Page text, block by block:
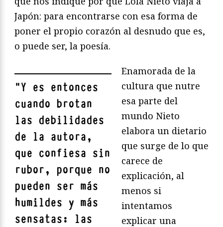
Japón: para encontrarse con esa forma de
poner el propio corazón al desnudo que es,
o puede ser, la poesía.
"Y es entonces
cuando brotan
las debilidades
de la autora,
que confiesa sin
rubor, porque no
pueden ser más
humildes y más
sensatas: las
Enamorada de la
cultura que nutre
esa parte del
mundo Nieto
elabora un dietario
que surge de lo que
carece de
explicación, al
menos si
intentamos
explicar una